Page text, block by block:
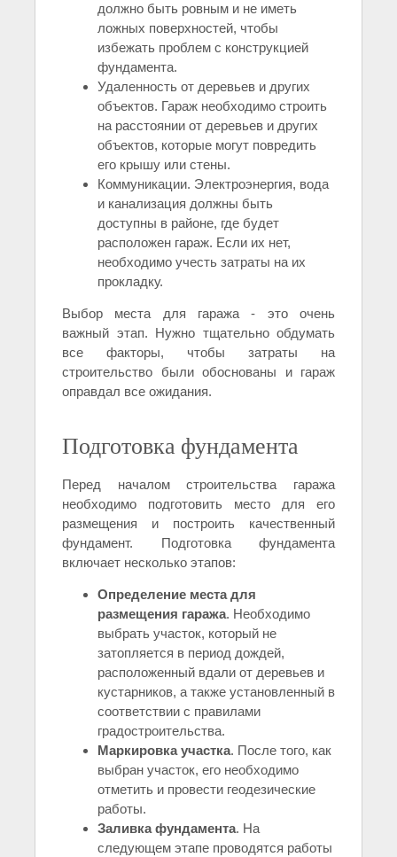
должно быть ровным и не иметь
ложных поверхностей, чтобы
избежать проблем с конструкцией
фундамента.
Удаленность от деревьев и других
объектов. Гараж необходимо строить
на расстоянии от деревьев и других
объектов, которые могут повредить
его крышу или стены.
Коммуникации. Электроэнергия, вода
и канализация должны быть
доступны в районе, где будет
расположен гараж. Если их нет,
необходимо учесть затраты на их
прокладку.
Выбор места для гаража - это очень
важный этап. Нужно тщательно обдумать
все факторы, чтобы затраты на
строительство были обоснованы и гараж
оправдал все ожидания.
Подготовка фундамента
Перед началом строительства гаража
необходимо подготовить место для его
размещения и построить качественный
фундамент. Подготовка фундамента
включает несколько этапов:
Определение места для
размещения гаража. Необходимо
выбрать участок, который не
затопляется в период дождей,
расположенный вдали от деревьев и
кустарников, а также установленный в
соответствии с правилами
градостроительства.
Маркировка участка. После того, как
выбран участок, его необходимо
отметить и провести геодезические
работы.
Заливка фундамента. На
следующем этапе проводятся работы